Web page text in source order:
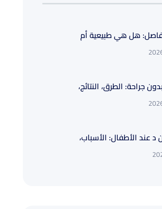
هل هي طبيعية أم
جراحة: الطرق، النتائج،
عند الأطفال: الأسباب،